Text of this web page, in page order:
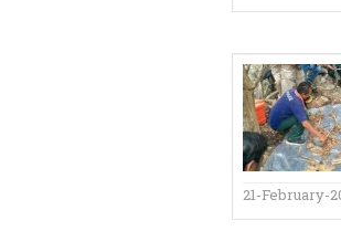
21-February-